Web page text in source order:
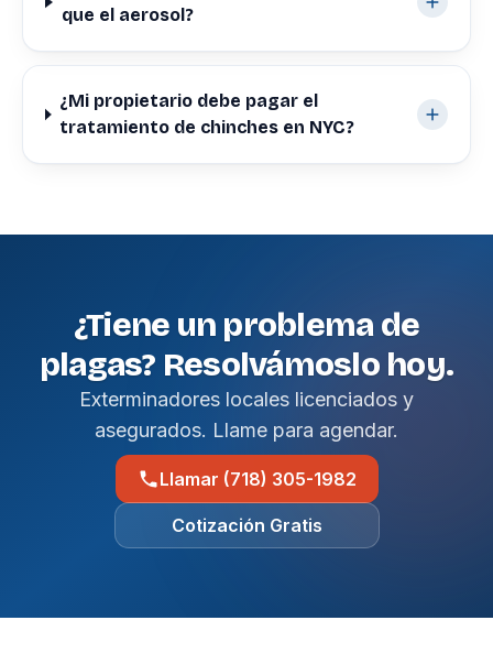
que el aerosol?
¿Mi propietario debe pagar el
tratamiento de chinches en NYC?
¿Tiene un problema de
plagas? Resolvámoslo hoy.
Exterminadores locales licenciados y
asegurados. Llame para agendar.
Llamar (718) 305-1982
Cotización Gratis